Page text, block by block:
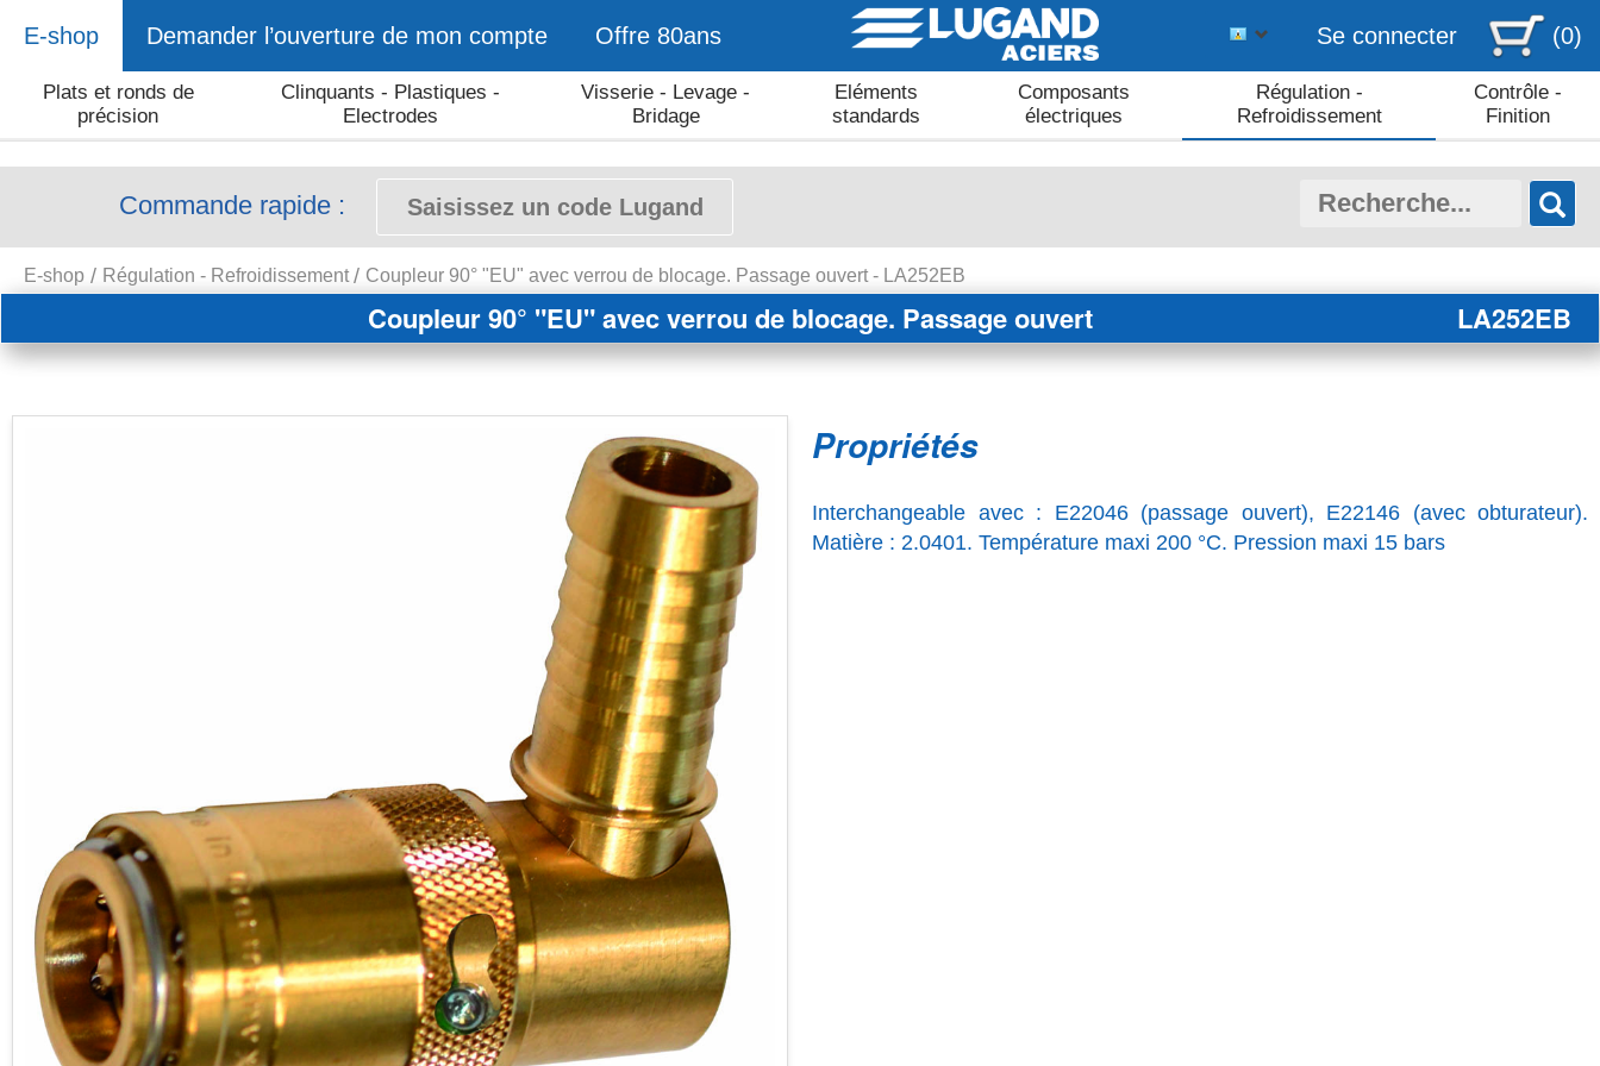
E-shop Demander l’ouverture de mon compte Offre 80ans Se connecter (0)
Plats et ronds de
précision
Clinquants - Plastiques -
Electrodes
Visserie - Levage -
Bridage
Eléments
standards
Composants
électriques
Régulation -
Refroidissement
Contrôle -
Finition
Commande rapide :
E-shop Régulation - Refroidissement Coupleur 90° "EU" avec verrou de blocage. Passage ouvert - LA252EB
Coupleur 90° "EU" avec verrou de blocage. Passage ouvert LA252EB
Propriétés
Interchangeable avec : E22046 (passage ouvert), E22146 (avec obturateur).
Matière : 2.0401. Température maxi 200 °C. Pression maxi 15 bars